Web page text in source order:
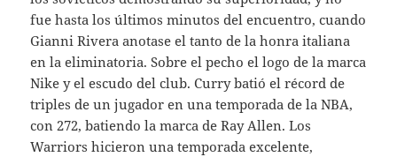
fue hasta los últimos minutos del encuentro, cuando
Gianni Rivera anotase el tanto de la honra italiana
en la eliminatoria. Sobre el pecho el logo de la marca
Nike y el escudo del club. Curry batió el récord de
triples de un jugador en una temporada de la NBA,
con 272, batiendo la marca de Ray Allen. Los
Warriors hicieron una temporada excelente,